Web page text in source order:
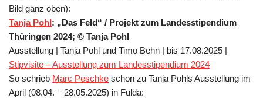
Bild ganz oben):
Tanja Pohl: „Das Feld“ / Projekt zum Landesstipendium
Thüringen 2024; © Tanja Pohl
Ausstellung | Tanja Pohl und Timo Behn | bis 17.08.2025 |
Stipvisite – Ausstellung zum Landesstipendium 2024
So schrieb Marc Peschke schon zu Tanja Pohls Ausstellung im
April (08.04. – 28.05.2025) in Fulda: